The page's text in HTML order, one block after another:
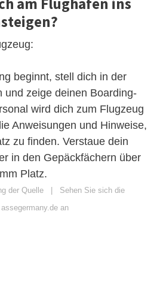
beginnt, stell dich in der
und zeige deinen Boarding-
wird dich zum Flugzeug
Anweisungen und Hinweise,
zu finden. Verstaue dein
in den Gepäckfächern über
Platz.
der Quelle | Sehen Sie sich die
an